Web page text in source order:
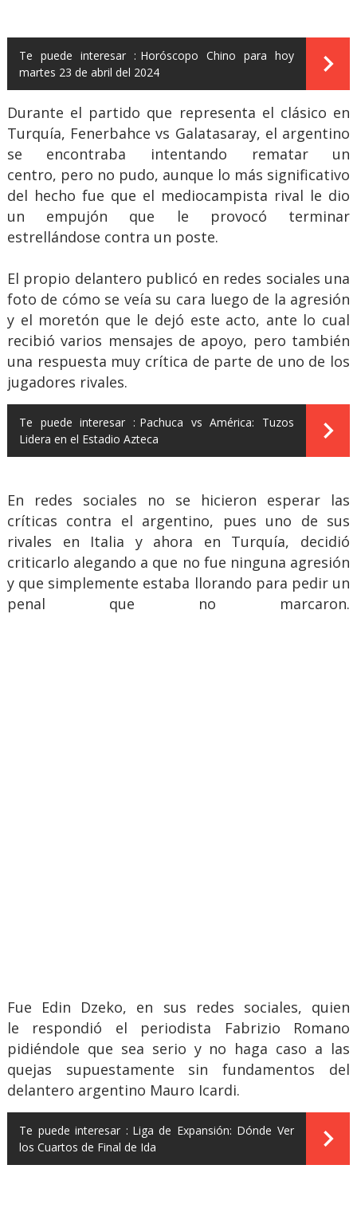
Te puede interesar : Horóscopo Chino para hoy
martes 23 de abril del 2024
Durante el partido que representa el clásico en
Turquía, Fenerbahce vs Galatasaray, el argentino
se encontraba intentando rematar un
centro, pero no pudo, aunque lo más significativo
del hecho fue que el mediocampista rival le dio
un empujón que le provocó terminar
estrellándose contra un poste.
El propio delantero publicó en redes sociales una
foto de cómo se veía su cara luego de la agresión
y el moretón que le dejó este acto, ante lo cual
recibió varios mensajes de apoyo, pero también
una respuesta muy crítica de parte de uno de los
jugadores rivales.
Te puede interesar : Pachuca vs América: Tuzos
Lidera en el Estadio Azteca
En redes sociales no se hicieron esperar las
críticas contra el argentino, pues uno de sus
rivales en Italia y ahora en Turquía, decidió
criticarlo alegando a que no fue ninguna agresión
y que simplemente estaba llorando para pedir un
penal que no marcaron.
Fue Edin Dzeko, en sus redes sociales, quien
le respondió el periodista Fabrizio Romano
pidiéndole que sea serio y no haga caso a las
quejas supuestamente sin fundamentos del
delantero argentino Mauro Icardi.
Te puede interesar : Liga de Expansión: Dónde Ver
los Cuartos de Final de Ida